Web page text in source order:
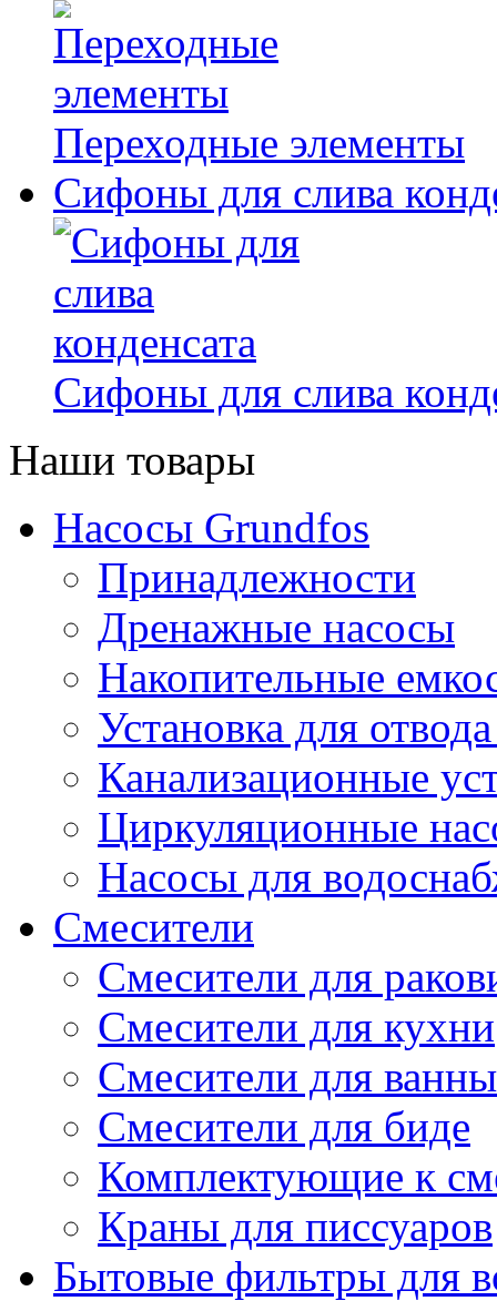
Переходные элементы
Сифоны для слива
Сифоны для слива
Наши товары
Насосы Grundfos
Принадлежности
Дренажные насосы
Накопительные
Установка для
Канализационные
Циркуляционные
Насосы для
Смесители
Смесители для
Смесители для кухни
Смесители для
Смесители для биде
Комплектующие к
Краны для писсуаров
Бытовые фильтры для